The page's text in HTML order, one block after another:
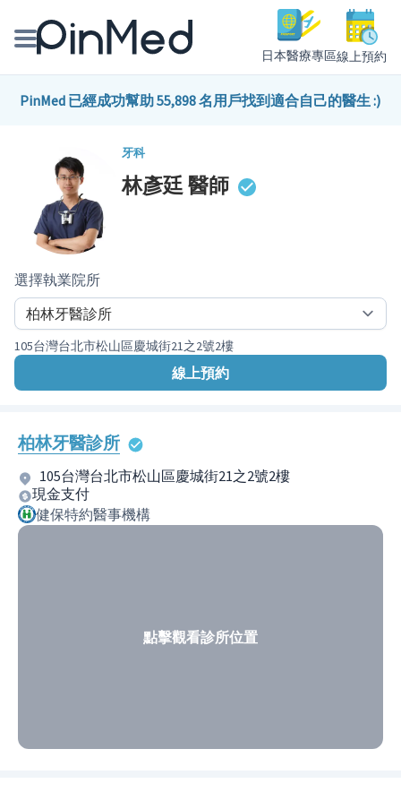
日本醫療專區線上預約
線上預約醫師、院所
健康主題館
PinMed 已經成功幫助 55,898 名用戶找到適合自己的醫生 :)
牙科
林彥廷醫師
選擇執業院所
105台灣台北市松山區慶城街21之2號2樓
線上預約
柏林牙醫診所
105台灣台北市松山區慶城街21之2號2樓
現金支付
健保特約醫事機構
點擊觀看診所位置